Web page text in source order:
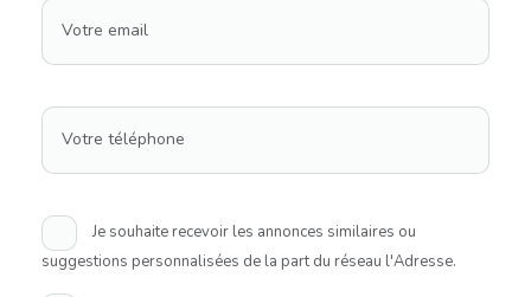
Votre email
Votre téléphone
Je souhaite recevoir les annonces similaires ou
suggestions personnalisées de la part du réseau l'Adresse.